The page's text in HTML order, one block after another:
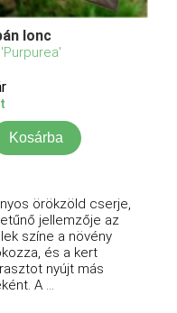
lonc
Kosárba
örökzöld cserje,
jellemzője az
színe a növény
és a kert
nyújt más
A ...